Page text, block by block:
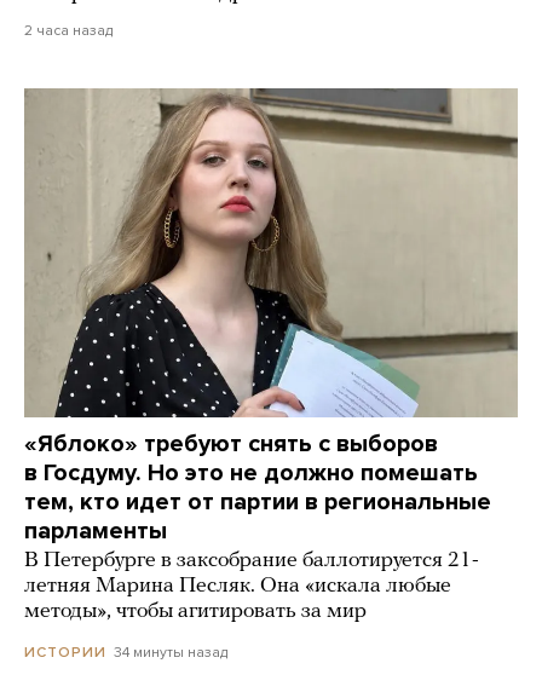
2 часа назад
«Яблоко» требуют снять с выборов
в Госдуму. Но это не должно помешать
тем, кто идет от партии в региональные
парламенты
В Петербурге в заксобрание баллотируется 21-
летняя Марина Песляк. Она «искала любые
методы», чтобы агитировать за мир
ИСТОРИИ 34 минуты назад